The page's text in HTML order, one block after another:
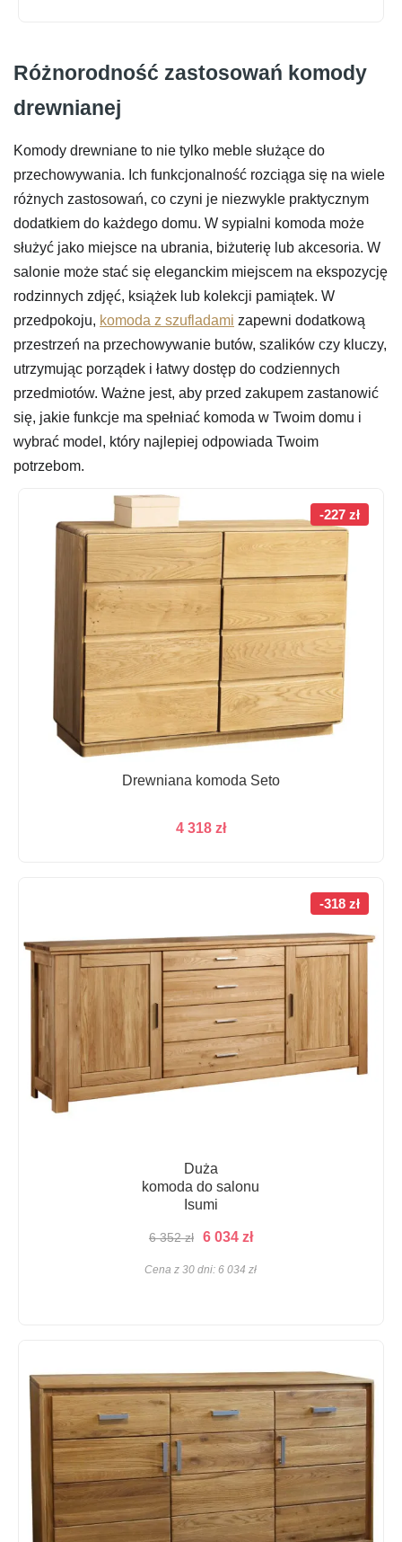
Różnorodność zastosowań komody
drewnianej
Komody drewniane to nie tylko meble służące do
przechowywania. Ich funkcjonalność rozciąga się na wiele
różnych zastosowań, co czyni je niezwykle praktycznym
dodatkiem do każdego domu. W sypialni komoda może
służyć jako miejsce na ubrania, biżuterię lub akcesoria. W
salonie może stać się eleganckim miejscem na ekspozycję
rodzinnych zdjęć, książek lub kolekcji pamiątek. W
przedpokoju, komoda z szufladami zapewni dodatkową
przestrzeń na przechowywanie butów, szalików czy kluczy,
utrzymując porządek i łatwy dostęp do codziennych
przedmiotów. Ważne jest, aby przed zakupem zastanowić
się, jakie funkcje ma spełniać komoda w Twoim domu i
wybrać model, który najlepiej odpowiada Twoim
potrzebom.
-227 zł
Drewniana komoda Seto
4 318 zł
-318 zł
Duża
komoda do salonu
Isumi
6 352zł
Pierwotna
6 034 złAktualna
Cena z 30 dni:6 034zł